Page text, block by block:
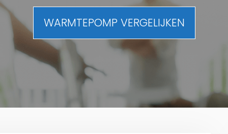
WARMTEPOMP VERGELIJKEN